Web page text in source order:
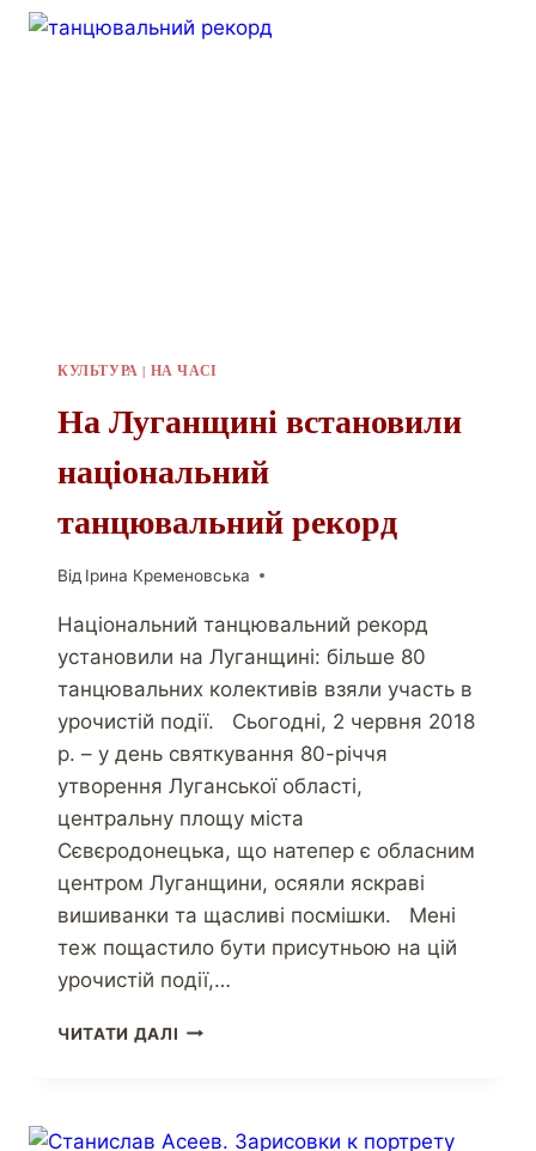
КУЛЬТУРА | НА ЧАСІ
На Луганщині встановили
національний
танцювальний рекорд
Від Ірина Кременовська
Національний танцювальний рекорд
установили на Луганщині: більше 80
танцювальних колективів взяли участь в
урочистій події. Сьогодні, 2 червня 2018
р. – у день святкування 80-річчя
утворення Луганської області,
центральну площу міста
Сєвєродонецька, що натепер є обласним
центром Луганщини, осяяли яскраві
вишиванки та щасливі посмішки. Мені
теж пощастило бути присутньою на цій
урочистій події,…
ЧИТАТИ ДАЛІ